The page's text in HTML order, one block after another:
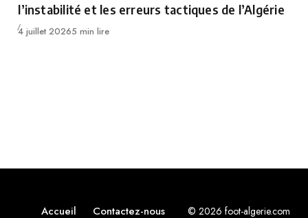
l’instabilité et les erreurs tactiques de l’Algérie
Publié
4 juillet 20265 min lire
Accueil Contactez-nous © 2026 foot-algerie.com